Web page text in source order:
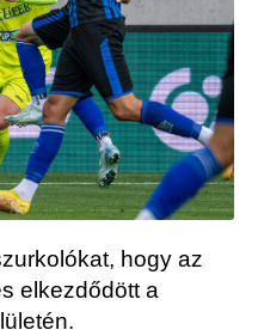
hogy az
elkezdődött a